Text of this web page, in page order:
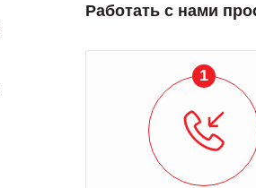
Работать с нами
1